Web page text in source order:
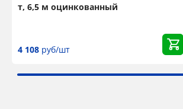
т, 6,5 м оцинкованный
4 108 руб/шт